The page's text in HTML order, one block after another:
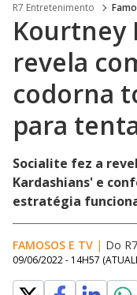
R7 Entretenimento
Kourtney
revela
codorna
para
Socialite fez a
Kardashians' e
estratégia
FAMOSOS E TV | Do R7
09/06/2022 - 14H57